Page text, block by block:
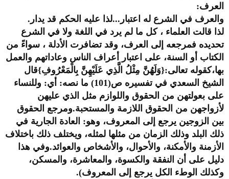
العرف:
والعرف في الشرع له اعتبار...لذا عليه الحكم قد يدار.
لذا قالت العلماء ، كل ما لم يرد في اللغة ولا في الشرع
تحديده فمرجعه إلى العرف، وقد تضافرت الأدلة ، سواءً من
الكتاب أو السنة، على اعتبار أعراف الناس وعاداتهم والعمل
بها،كقوله تعالى:{وَلَهُنَّ مِثْلُ الَّذِي عَلَيْهِنَّ بِالْمَعْرُوفِ}قال
الشيخ السعدي في تفسيره ص(101) ما نصه: أي: وللنساء
على بعولتهن من الحقوق واللوازم مثل الذي عليهن
لأزواجهن من الحقوق اللازمة والمستحبة.ومرجع الحقوق
بين الزوجين يرجع إلى المعروف، وهو: العادة الجارية في
ذلك البلد وذلك الزمان من مثلها لمثله، ويختلف ذلك باختلاف
الأزمنة والأمكنة، والأحوال، والأشخاص والعوائد.وفي هذا
دليل على أن النفقة والكسوة، والمعاشرة، والمسكن،
وكذلك الوطء الكل يرجع إلى المعروف).